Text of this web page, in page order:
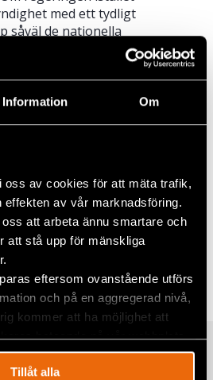
Information Om
oss av cookies för att mäta trafik,
effekten av vår marknadsföring.
att arbeta ännu smartare och
att stå upp för mänskliga
eftersom ovanstående utförs
och på en aggregerad nivå,
kommer att ha möjlighet att
beteende på vår webbplats.
Tillåt alla
med ett tydligt
såväl de nationella
som kulturella rättigheter
rättigheter garanteras i
bör, för det
ges motsvarande
ner hela yttrandet.